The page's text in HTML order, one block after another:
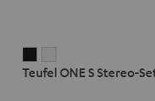
ONEONE
Teufel ONE S Stereo-